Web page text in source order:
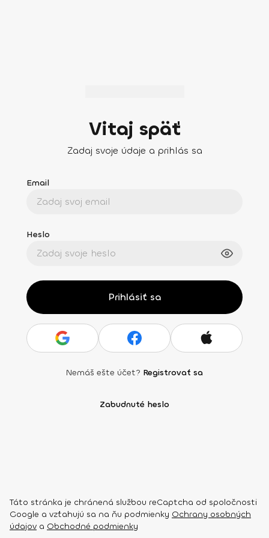
Vitaj späť
Zadaj svoje údaje a prihlás sa
Email
Heslo
Prihlásiť sa
Nemáš ešte účet? Registrovať sa
Zabudnuté heslo
Táto stránka je chránená službou reCaptcha od spoločnosti
Google a vzťahujú sa na ňu podmienky Ochrany osobných
údajov a Obchodné podmienky